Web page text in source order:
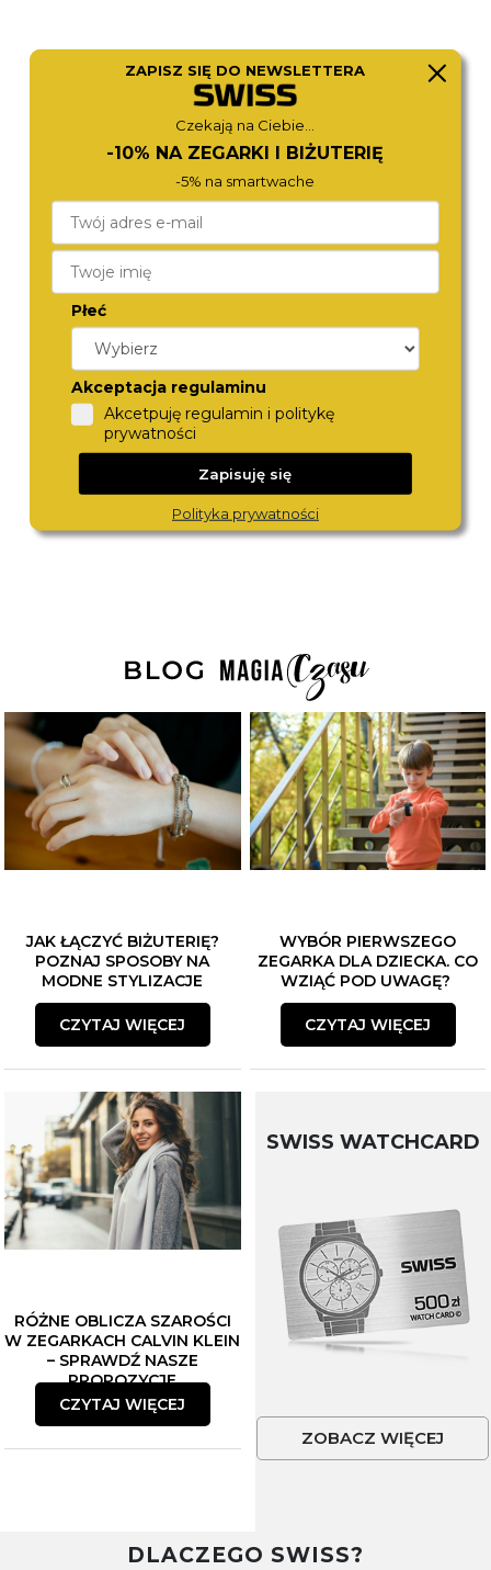
ES5247
CALVIN KLEIN
25100185
590,-
450,-
ROSEFIELD
590,-
JAK ŁĄCZYĆ BIŻUTERIĘ?
POZNAJ SPOSOBY NA
MODNE STYLIZACJE
CZYTAJ WIĘCEJ
WYBÓR PIERWSZEGO
ZEGARKA DLA DZIECKA. CO
WZIĄĆ POD UWAGĘ?
CZYTAJ WIĘCEJ
RÓŻNE OBLICZA SZAROŚCI
W ZEGARKACH CALVIN KLEIN
– SPRAWDŹ NASZE
PROPOZYCJE
CZYTAJ WIĘCEJ
SWISS WATCHCARD
ZOBACZ WIĘCEJ
DLACZEGO SWISS?
ZAPISZ SIĘ DO NEWSLETTERA
Czekają na Ciebie...
-10% NA ZEGARKI I BIŻUTERIĘ
-5% na smartwache
Płeć
Akceptacja regulaminu
Akcetpuję regulamin i politykę
prywatności
Zapisuję się
Polityka prywatności